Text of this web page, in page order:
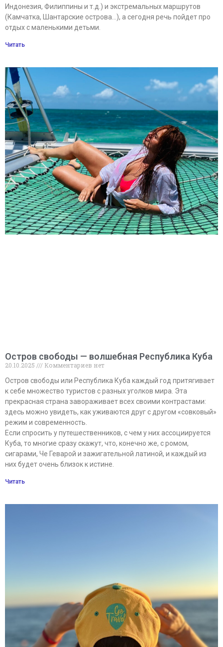
Индонезия, Филиппины и т.д.) и экстремальных маршрутов
(Камчатка, Шантарские острова…), а сегодня речь пойдет про
отдых с маленькими детьми.
Читать
Остров свободы — волшебная Республика Куба
20.10.2025
Комментариев нет
Остров свободы или Республика Куба каждый год притягивает
к себе множество туристов с разных уголков мира. Эта
прекрасная страна завораживает всех своими контрастами:
здесь можно увидеть, как уживаются друг с другом «совковый»
режим и современность.
Если спросить у путешественников, с чем у них ассоциируется
Куба, то многие сразу скажут, что, конечно же, с ромом,
сигарами, Че Геварой и зажигательной латиной, и каждый из
них будет очень близок к истине.
Читать